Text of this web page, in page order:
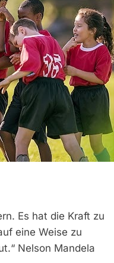
Es hat die Kraft zu
eine Weise zu
Nelson Mandela